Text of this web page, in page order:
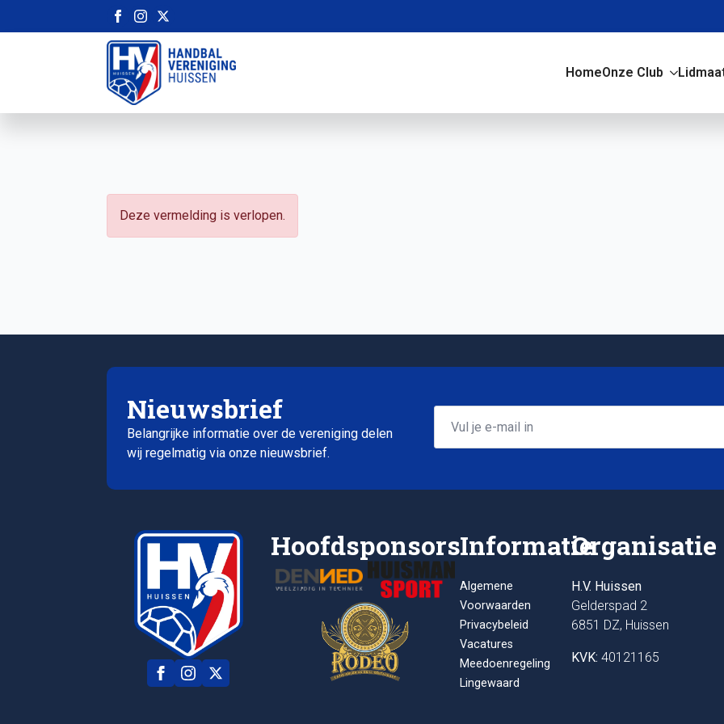
HomeOnze Club
Deze vermelding is verlopen.
Nieuwsbrief
Belangrijke informatie over de vereniging delen
wij regelmatig via onze nieuwsbrief.
Email
HoofdsponsorsInformatie
Algemene
Voorwaarden
Privacybeleid
Vacatures
Meedoenregeling
Lingewaard
Organisatie
H.V. Huissen
Gelderspad 2
6851 DZ, Huissen
KVK: 40121165